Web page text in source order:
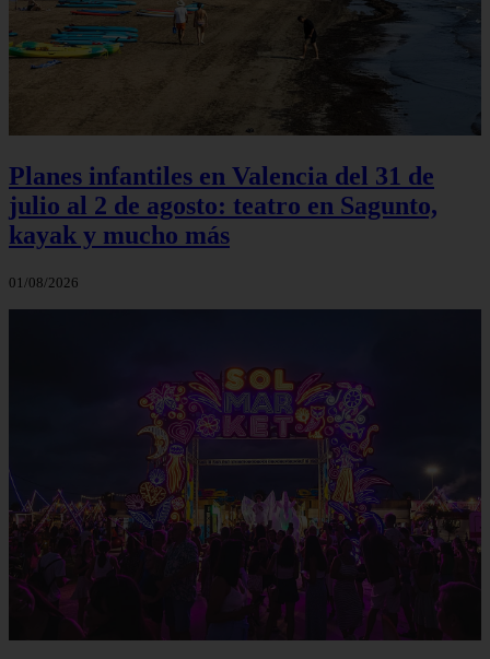
Planes infantiles en Valencia del 31 de
julio al 2 de agosto: teatro en Sagunto,
kayak y mucho más
01/08/2026